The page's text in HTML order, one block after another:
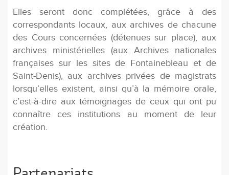
Elles seront donc complétées, grâce à des
correspondants locaux, aux archives de chacune
des Cours concernées (détenues sur place), aux
archives ministérielles (aux Archives nationales
françaises sur les sites de Fontainebleau et de
Saint-Denis), aux archives privées de magistrats
lorsqu’elles existent, ainsi qu’à la mémoire orale,
c’est-à-dire aux témoignages de ceux qui ont pu
connaître ces institutions au moment de leur
création.